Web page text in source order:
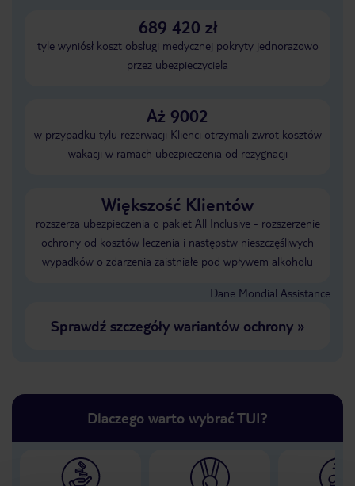
689 420 zł
tyle wyniósł koszt obsługi medycznej pokryty jednorazowo
przez ubezpieczyciela
Aż 9002
w przypadku tylu rezerwacji Klienci otrzymali zwrot kosztów
wakacji w ramach ubezpieczenia od rezygnacji
Większość Klientów
rozszerza ubezpieczenia o pakiet All Inclusive - rozszerzenie
ochrony od kosztów leczenia i następstw nieszczęśliwych
wypadków o zdarzenia zaistniałe pod wpływem alkoholu
Dane Mondial Assistance
Sprawdź szczegóły wariantów ochrony»
Dlaczego warto wybrać TUI?